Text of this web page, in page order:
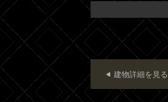
建物詳細を見る